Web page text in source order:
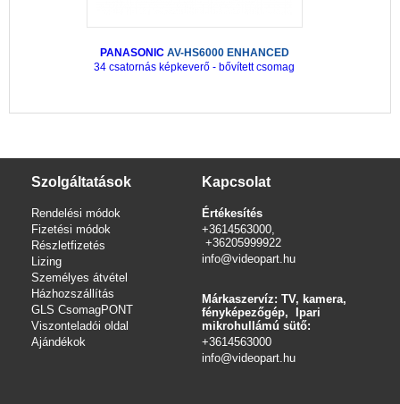
PANASONIC AV-HS6000 ENHANCED
34 csatornás képkeverő - bővített csomag
Szolgáltatások
Rendelési módok
Fizetési módok
Részletfizetés
Lizing
Személyes átvétel
Házhozszállítás
GLS CsomagPONT
Viszonteladói oldal
Ajándékok
Kapcsolat
Értékesítés
+3614563000,
+36205999922
info@videopart.hu
Márkaszervíz: TV, kamera,
fényképezőgép, Ipari
mikrohullámú sütő:
+3614563000
info@videopart.hu